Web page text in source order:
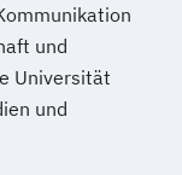
und
Universität
und